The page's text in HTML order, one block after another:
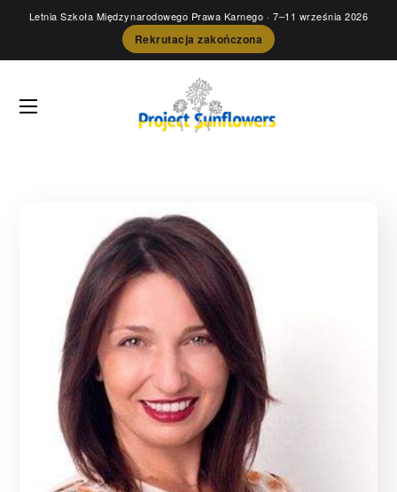
Letnia Szkoła Międzynarodowego Prawa Karnego · 7–11 września 2026
Rekrutacja zakończona